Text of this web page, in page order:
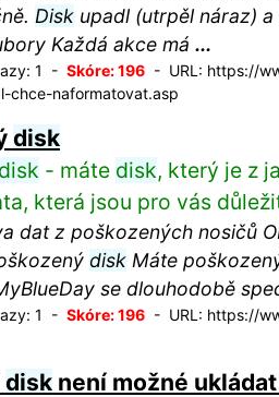
Diskupadl (utrpěl náraz)
Každá akce má ...
1 - Skóre: 196- URL: https://
chce-naformatovat.asp
disk
disk - máte disk, který je z
která jsou pro vás
dat z poškozených nosičů
diskMáte
se dlouhodobě
1 - Skóre: 196- URL: https://
disknení možné